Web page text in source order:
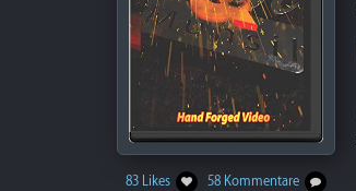
83 Likes 58 Kommentare